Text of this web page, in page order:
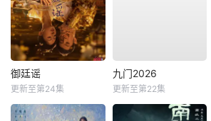
御廷谣
更新至第24集
九门2026
更新至第22集